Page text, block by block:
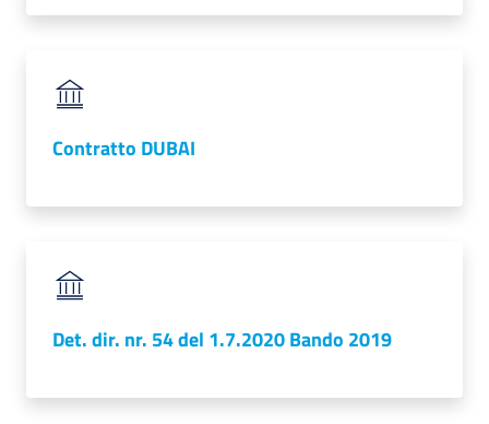
Contratto DUBAI
Det. dir. nr. 54 del 1.7.2020 Bando 2019